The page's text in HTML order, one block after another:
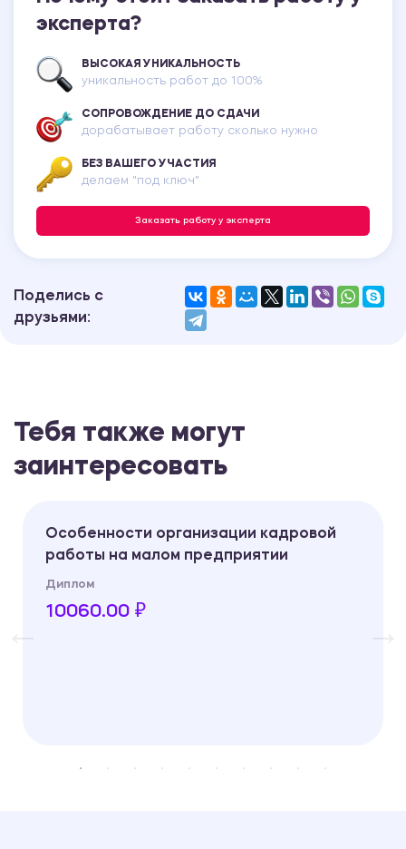
эксперта?
ВЫСОКАЯ УНИКАЛЬНОСТЬ
уникальность работ до 100%
СОПРОВОЖДЕНИЕ ДО СДАЧИ
дорабатывает работу сколько нужно
БЕЗ ВАШЕГО УЧАСТИЯ
делаем "под ключ"
Заказать работу у эксперта
Поделись с
друзьями:
Тебя также могут
заинтересовать
Особенности организации кадровой
работы на малом предприятии
Диплом
10060.00 ₽